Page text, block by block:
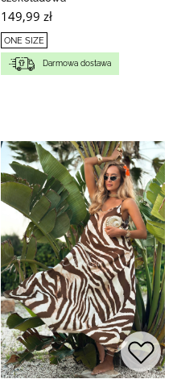
149,99 zł
ONE SIZE
Darmowa dostawa